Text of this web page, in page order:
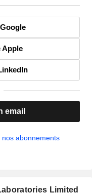
Apple
email
nos abonnements
Limited